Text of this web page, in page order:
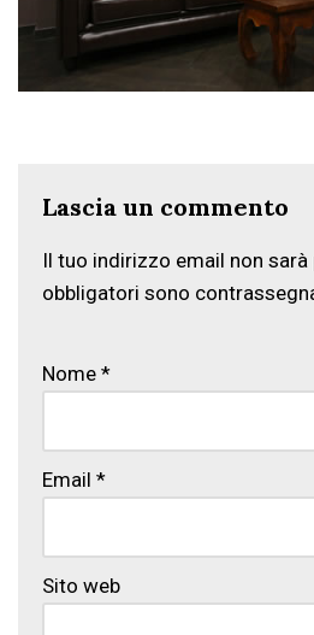
Lascia un commento
Il tuo indirizzo email non sarà
obbligatori sono
Nome *
Email *
Sito web